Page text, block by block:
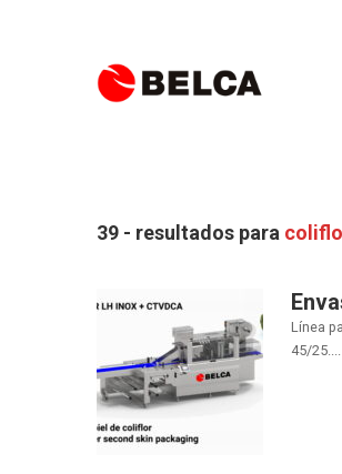
39 - resultados para
Línea
45/25....